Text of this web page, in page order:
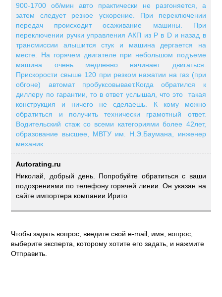
900-1700 об/мин авто практически не разгоняется, а
затем следует резкое ускорение. При переключении
передач происходит осаживание машины. При
переключении ручки управления АКП из Р в D и назад в
трансмиссии алышится стук и машина дергается на
месте. На горячем двигателе при небольшом подъеме
машина очень медленно начинает двигаться.
Прискорости свыше 120 при резком нажатии на газ (при
обгоне) автомат пробуксовывает.Когда обратился к
диллеру по гарантии, то в ответ услышал, что это такая
конструкция и ничего не сделаешь. К кому можно
обратиться и получить технически грамотный ответ.
Водительский стаж со всеми категориями более 42лет,
образование высшее, МВТУ им. Н.Э.Баумана, инженер
механик.
Autorating.ru
Николай, добрый день. Попробуйте обратиться с ваши
подозрениями по телефону горячей линии. Он указан на
сайте импортера компании Ирито
Чтобы задать вопрос, введите свой e-mail, имя, вопрос,
выберите эксперта, которому хотите его задать, и нажмите
Отправить.